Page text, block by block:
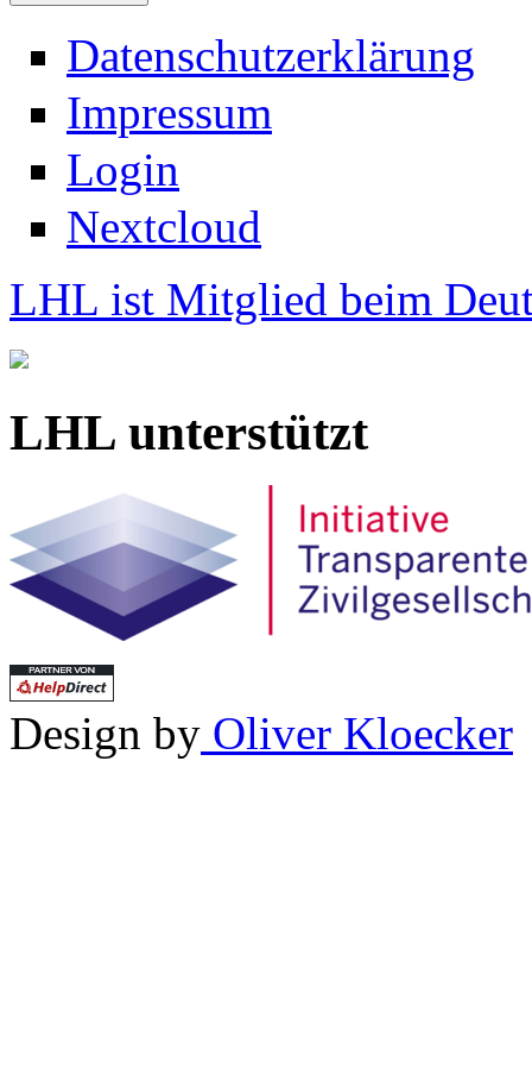
Datenschutzerklärung
Impressum
Login
Nextcloud
LHL ist Mitglied beim
LHL unterstützt
Design by Oliver Kloecker